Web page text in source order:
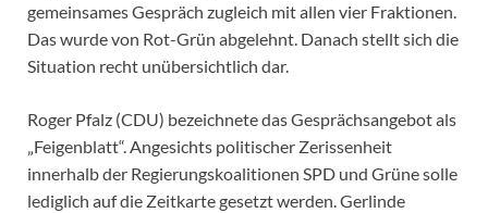
gemeinsames Gespräch zugleich mit allen vier Fraktionen.
Das wurde von Rot-Grün abgelehnt. Danach stellt sich die
Situation recht unübersichtlich dar.
Roger Pfalz (CDU) bezeichnete das Gesprächsangebot als
„Feigenblatt“. Angesichts politischer Zerissenheit
innerhalb der Regierungskoalitionen SPD und Grüne solle
lediglich auf die Zeitkarte gesetzt werden. Gerlinde